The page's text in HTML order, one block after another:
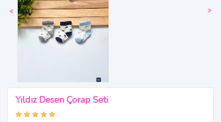
Yıldız Desen Çorap Seti